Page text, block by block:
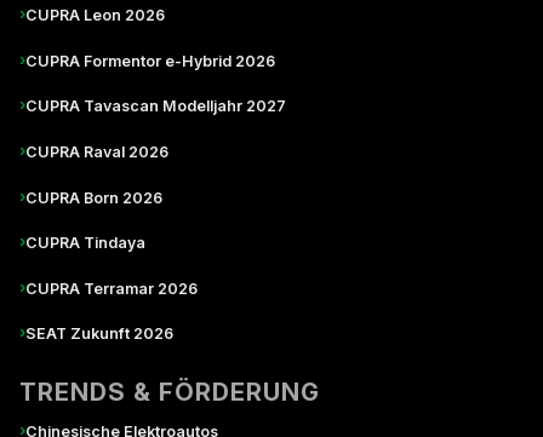
›CUPRA Leon 2026
›CUPRA Formentor e-Hybrid 2026
›CUPRA Tavascan Modelljahr 2027
›CUPRA Raval 2026
›CUPRA Born 2026
›CUPRA Tindaya
›CUPRA Terramar 2026
›SEAT Zukunft 2026
TRENDS & FÖRDERUNG
›Chinesische Elektroautos